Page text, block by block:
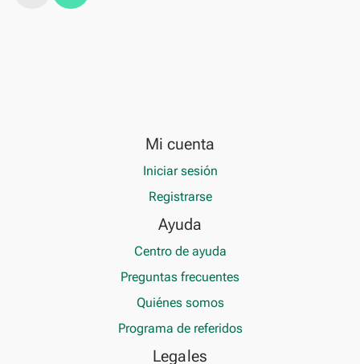
Mi cuenta
Iniciar sesión
Registrarse
Ayuda
Centro de ayuda
Preguntas frecuentes
Quiénes somos
Programa de referidos
Legales